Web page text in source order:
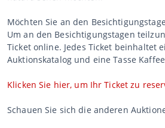
Möchten Sie an den
Um an den Besichtigungstagen
Ticket online. Jedes Ticket beinhaltet
Auktionskatalog und eine Tasse
Klicken Sie hier, um Ihr Ticket zu
Schauen Sie sich die anderen